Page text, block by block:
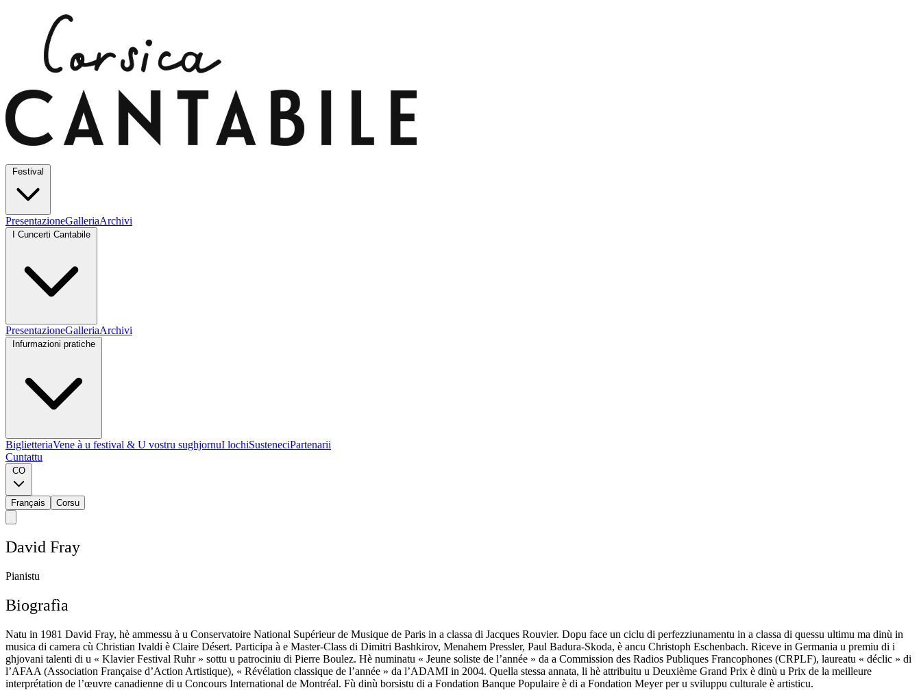
PresentazioneGalleriaArchivi
PresentazioneGalleriaArchivi
BiglietteriaVene à u festival & U vostru sughjornuI lochiSusteneciPartenarii
Cuntattu
Français Corsu
David Fray
Pianistu
Biografìa
Natu in 1981 David Fray, hè ammessu à u Conservatoire National Supérieur de Musique de Paris in a classa di Jacques Rouvier. Dopu face un ciclu di perfezziunamentu in a classa di quessu ultimu ma dinù in
musica di camera cù Christian Ivaldi è Claire Désert. Participa à e Master-Class di Dimitri Bashkirov, Menahem Pressler, Paul Badura-Skoda, è ancu Christoph Eschenbach. Riceve in Germania u premiu di i
ghjovani talenti di u « Klavier Festival Ruhr » sottu u patrociniu di Pierre Boulez. Hè numinatu « Jeune soliste de l’année » da a Commission des Radios Publiques Francophones (CRPLF), laureatu « déclic » di
l’AFAA (Association Française d’Action Artistique), « Révélation classique de l’année » da l’ADAMI in 2004. Quella stessa annata, li hè attribuitu u Deuxième Grand Prix è dinù u Prix de la meilleure
interprétation de l’œuvre canadienne di u Concours International de Montréal. Fù dinù borsistu di a Fondation Banque Populaire è di a Fondation Meyer per u sviluppu culturale è artisticu.